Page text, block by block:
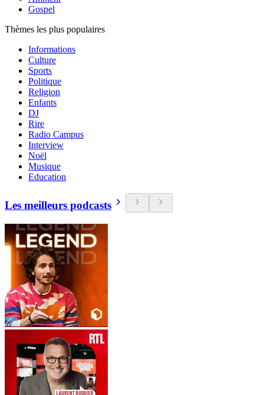
Gospel
Thèmes les plus populaires
Informations
Culture
Sports
Politique
Religion
Enfants
DJ
Rire
Radio Campus
Interview
Noël
Musique
Education
Les meilleurs podcasts